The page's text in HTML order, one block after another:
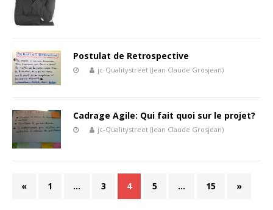
Postulat de Retrospective
jc-Qualitystreet (Jean Claude Grosjean)
Cadrage Agile: Qui fait quoi sur le projet?
jc-Qualitystreet (Jean Claude Grosjean)
« 1 … 3 4 5 … 15 »